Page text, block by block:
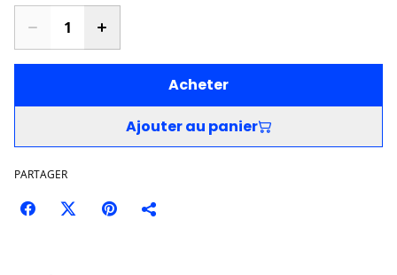
Acheter
Ajouter au panier
PARTAGER